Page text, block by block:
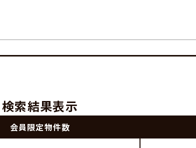
検索結果表示
会員限定物件数